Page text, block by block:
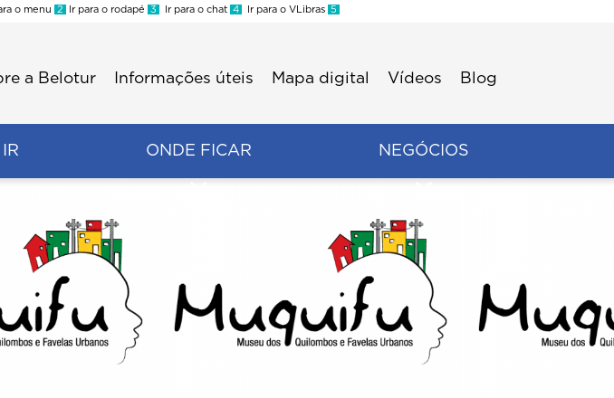
o menu 2 Ir para o rodapé 3 Ir para o chat 4 Ir para o VLibras 5
a Belotur Informações úteis Mapa digital Vídeos Blog
ONDE FICAR NEGÓCIOS